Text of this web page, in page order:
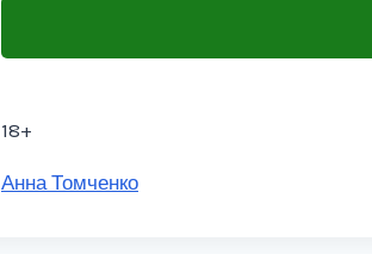
18+
Метки
Анна Томченко